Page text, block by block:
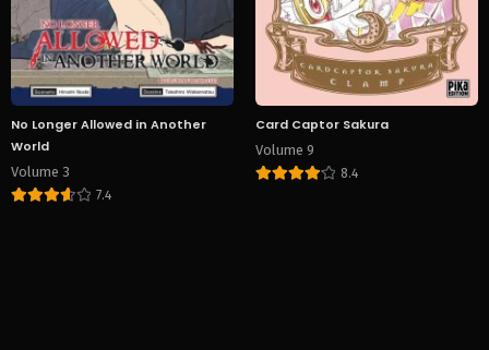
No Longer Allowed in Another
World
Volume 3
7.4
Card Captor Sakura
Volume 9
8.4